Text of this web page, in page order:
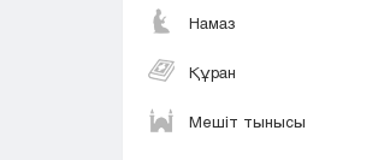
Намаз
Құран
Мешіт тынысы